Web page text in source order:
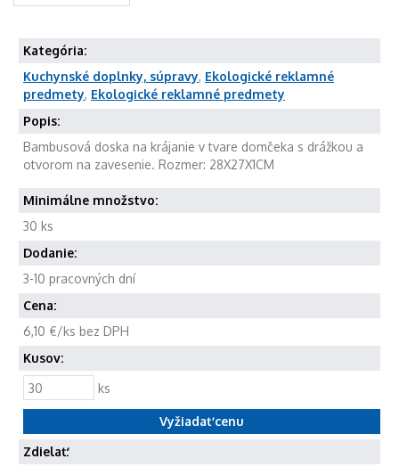
Kategória:
Kuchynské doplnky, súpravy, Ekologické reklamné
predmety, Ekologické reklamné predmety
Popis:
Bambusová doska na krájanie v tvare domčeka s drážkou a
otvorom na zavesenie. Rozmer: 28X27X1CM
Minimálne množstvo:
30 ks
Dodanie:
3-10 pracovných dní
Cena:
6,10 €/ks bez DPH
Kusov:
ks
Zdielať: